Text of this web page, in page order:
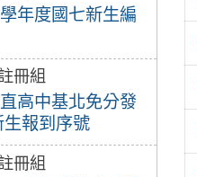
年度國七新生編
冊組
高中基北免分發
報到序號
冊組